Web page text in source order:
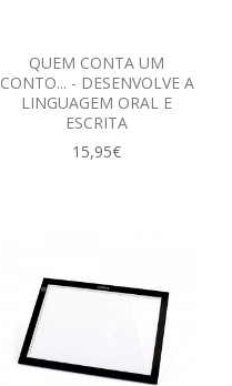
QUEM CONTA UM
CONTO... - DESENVOLVE A
LINGUAGEM ORAL E
ESCRITA
15,95€